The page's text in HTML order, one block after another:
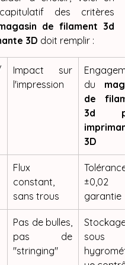
des critères
de filament 3d
3D doit remplir :
Impact sur
l'impression
du
de
3d
3D
Flux
constant,
sans trous
±0,02
garantie
Pas de bulles,
pas de
"stringing"
Stockage
sous